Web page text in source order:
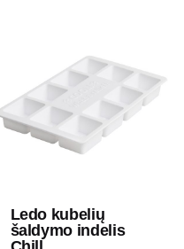
akmuo
padėklai
Ledo kubelių
šaldymo indelis